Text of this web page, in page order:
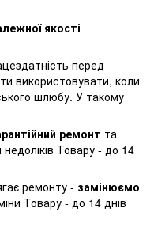
якості
перед
використовувати, коли
шлюбу. У такому
ремонт та
Товару - до 14
ремонту - замінюємо
Товару - до 14 днів